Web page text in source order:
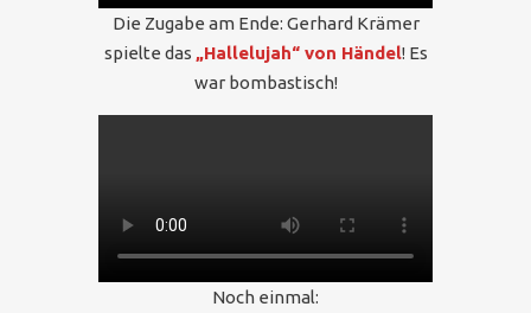
Die Zugabe am Ende: Gerhard Krämer
spielte das „Hallelujah“ von Händel! Es
war bombastisch!
Noch einmal: